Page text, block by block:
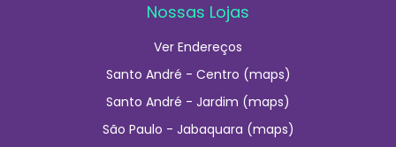
Nossas Lojas
Ver Endereços
Santo André - Centro (maps)
Santo André - Jardim (maps)
São Paulo - Jabaquara (maps)